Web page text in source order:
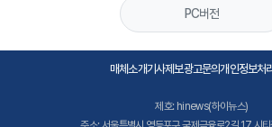
PC버전
매체소개기사제보광고문의개인정보처
제호: hinews(하이뉴스)